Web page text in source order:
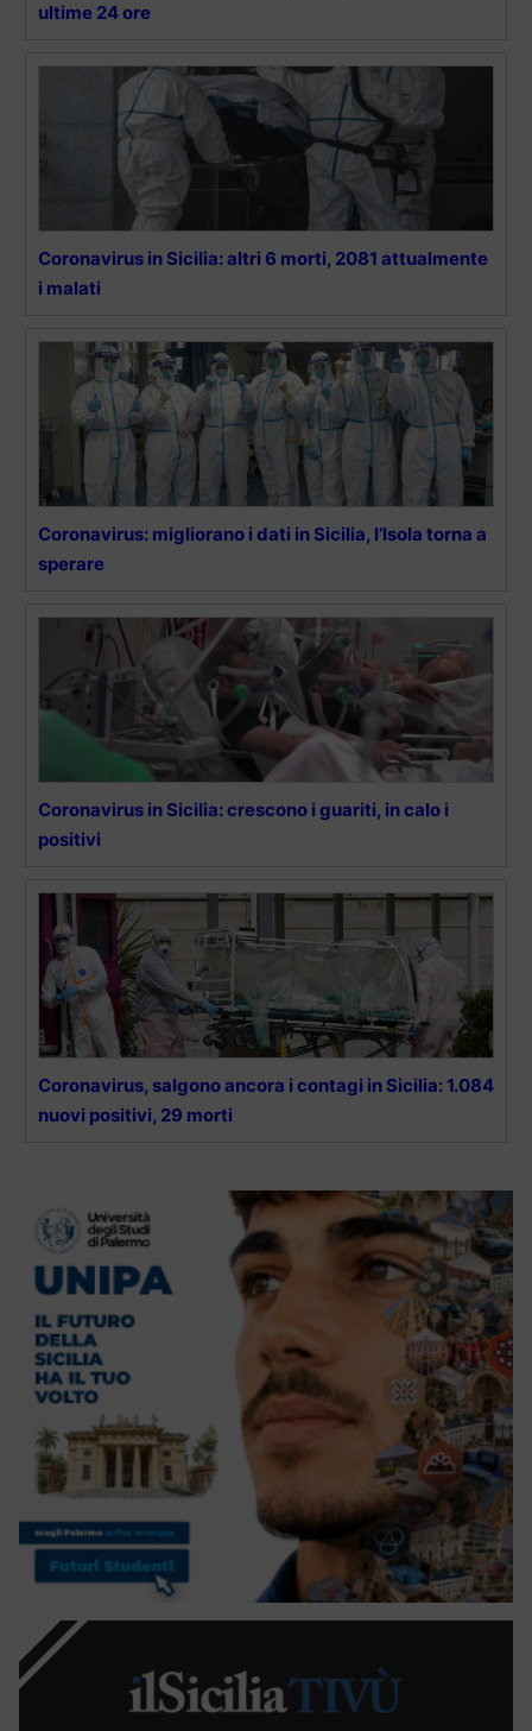
ultime 24 ore
Coronavirus in Sicilia: altri 6 morti, 2081 attualmente
i malati
Coronavirus: migliorano i dati in Sicilia, l’Isola torna a
sperare
Coronavirus in Sicilia: crescono i guariti, in calo i
positivi
Coronavirus, salgono ancora i contagi in Sicilia: 1.084
nuovi positivi, 29 morti